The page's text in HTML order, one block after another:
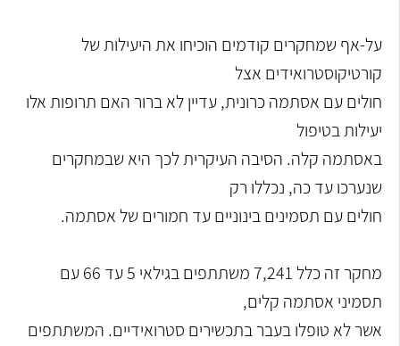
על-אף שמחקרים קודמים הוכיחו את היעילות של
קורטיקוסטרואידים אצל
חולים עם אסתמה כרונית, עדיין לא ברור האם תרופות אלו
יעילות בטיפול
באסתמה קלה. הסיבה העיקרית לכך היא שבמחקרים
שנערכו עד כה, נכללו רק
חולים עם תסמינים בינוניים עד חמורים של אסתמה.
מחקר זה כלל 7,241 משתתפים בגילאי 5 עד 66 עם
תסמיני אסתמה קלים,
אשר לא טופלו בעבר בתכשירים סטרואידיים. המשתתפים